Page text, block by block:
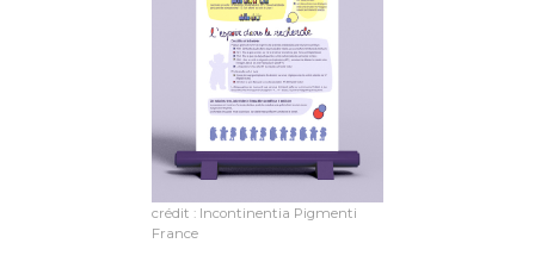
crédit : Incontinentia Pigmenti
France